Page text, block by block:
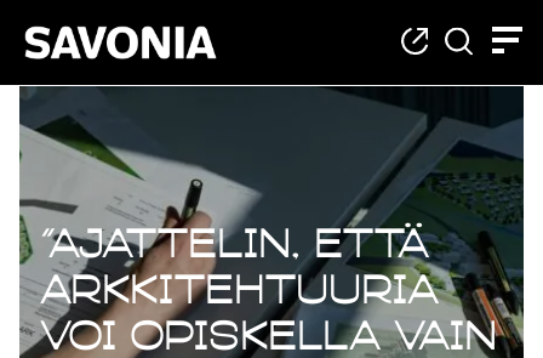
”Ajattelin, että
arkkitehtuuria
voi opiskella vain